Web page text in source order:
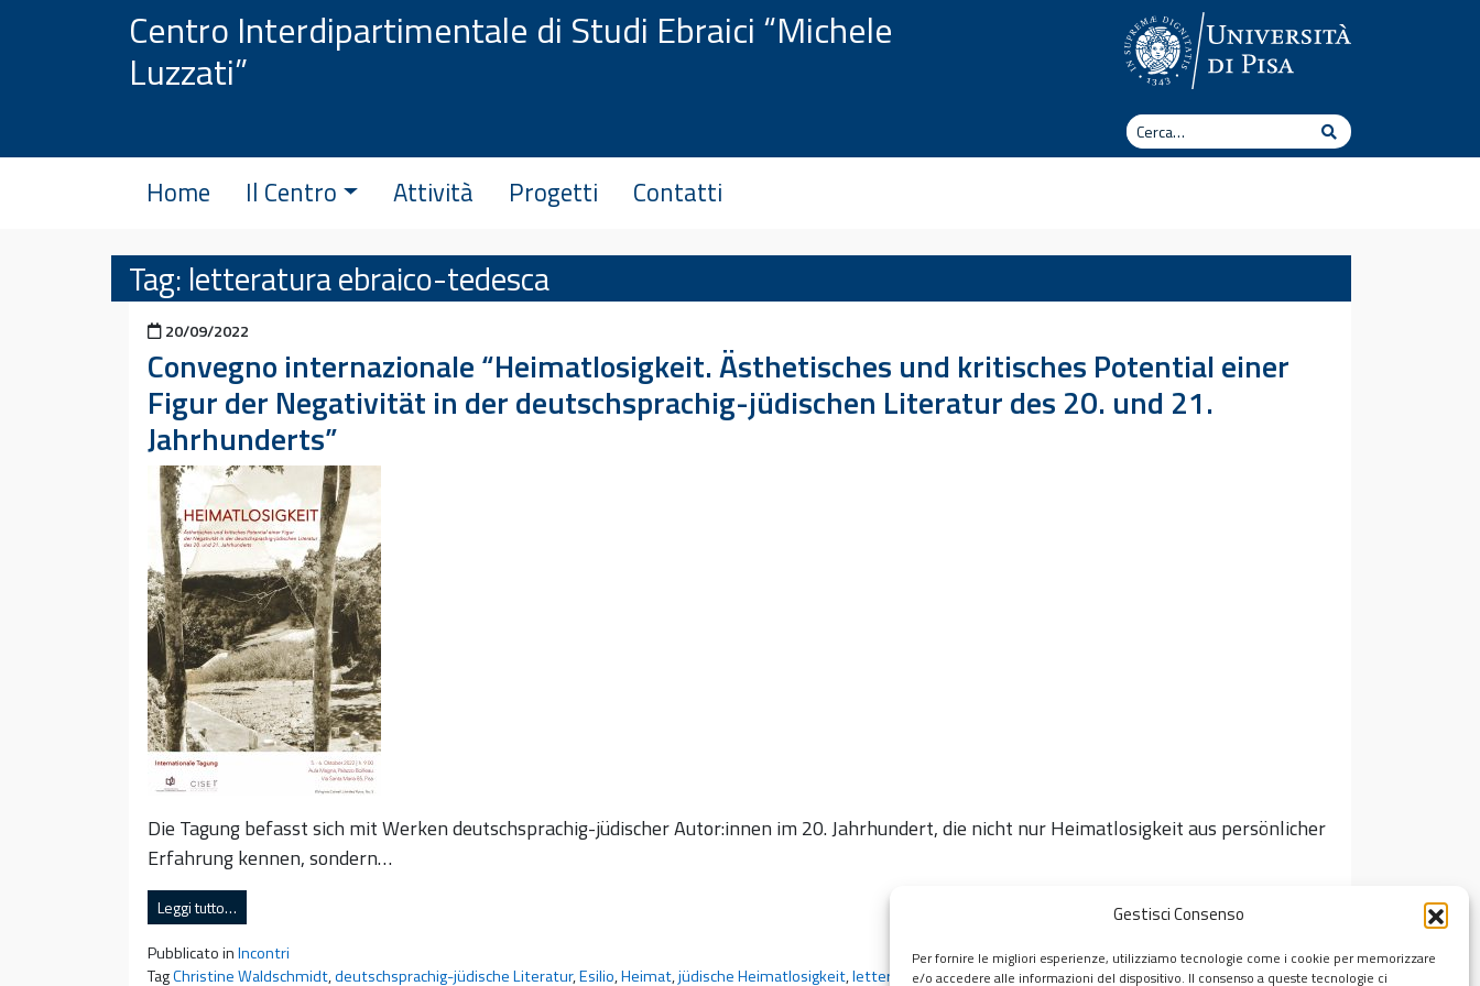
Gestisci Consenso
Per fornire le migliori esperienze, utilizziamo tecnologie come i cookie per memorizzare
e/o accedere alle informazioni del dispositivo. Il consenso a queste tecnologie ci
Vai al contenutoCentro Interdipartimentale di Studi Ebraici “Michele
Luzzati”
Cerca
Cerca
Home Il Centro Attività Progetti Contatti
Tag: letteratura ebraico-tedesca
Pubblicato il
20/09/2022
Convegno internazionale “Heimatlosigkeit. Ästhetisches und kritisches Potential einer
Figur der Negativität in der deutschsprachig-jüdischen Literatur des 20. und 21.
Jahrhunderts”
Die Tagung befasst sich mit Werken deutschsprachig-jüdischer Autor:innen im 20. Jahrhundert, die nicht nur Heimatlosigkeit aus persönlicher
Erfahrung kennen, sondern…
Leggi tutto…
Pubblicato inIncontri
TagChristine Waldschmidt,deutschsprachig-jüdische Literatur,Esilio,Heimat,jüdische Heimatlosigkeit,letteratura ebraico-tedesca,Serena Grazzini